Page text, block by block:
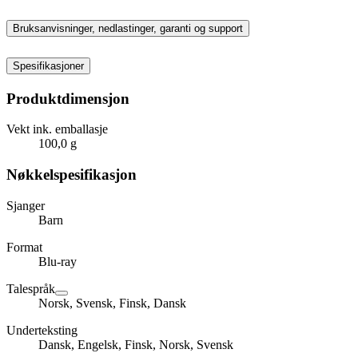
Bruksanvisninger, nedlastinger, garanti og support
Spesifikasjoner
Produktdimensjon
Vekt ink. emballasje
100,0 g
Nøkkelspesifikasjon
Sjanger
Barn
Format
Blu-ray
Talespråk
Norsk, Svensk, Finsk, Dansk
Underteksting
Dansk, Engelsk, Finsk, Norsk, Svensk